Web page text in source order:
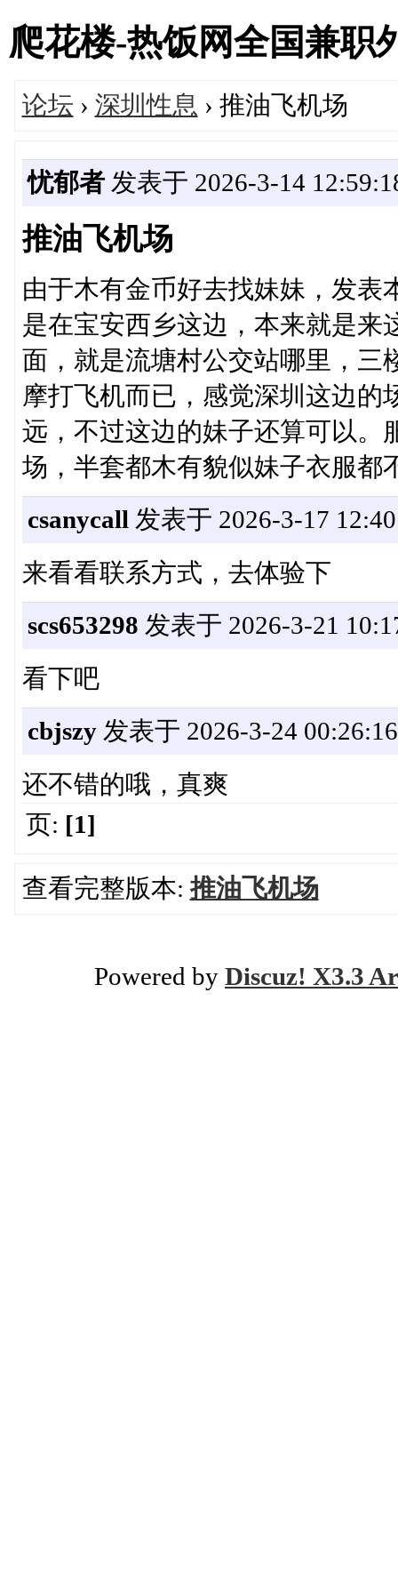
爬花楼-热饭网全国兼职
论坛 › 深圳性息 › 推油飞机场
忧郁者发表于 2026-3-14
推油飞机场
由于木有金币好去找妹妹，发表
是在宝安西乡这边，本来就是来
面，就是流塘村公交站哪里，三
摩打飞机而已，感觉深圳这边的
远，不过这边的妹子还算可以。
场，半套都木有貌似妹子衣服都
csanycall 发表于 2026-3-17
来看看联系方式，去体验下
scs653298 发表于 2026-3-21
看下吧
cbjszy发表于 2026-3-24 00:26:16
还不错的哦，真爽
页: [1]
查看完整版本:推油飞机场
Powered by Discuz! X3.3